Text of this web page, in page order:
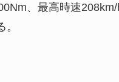
、最高時速